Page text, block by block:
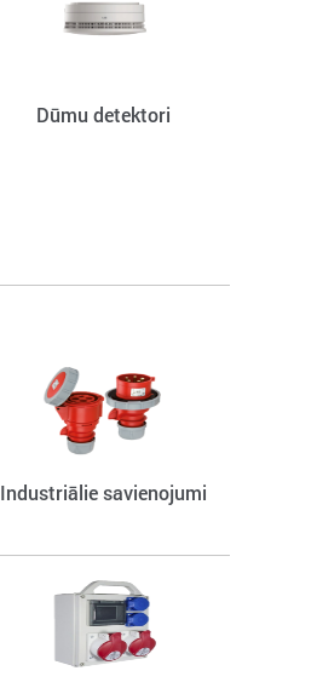
Dūmu detektori
Industriālie savienojumi